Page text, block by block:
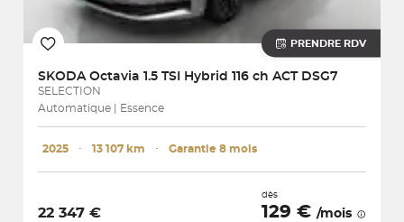
PRENDRE RDV
SKODA Octavia 1.5 TSI Hybrid 116 ch ACT DSG7
SELECTION
Automatique | Essence
2025 ･ 13 107 km ･ Garantie 8 mois
22 347 €
dès
129 € /mois